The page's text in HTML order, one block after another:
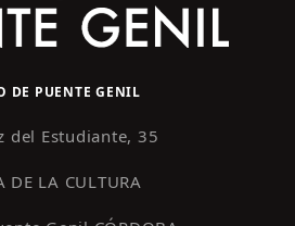
DE PUENTE GENIL
del Estudiante, 35
DE LA CULTURA